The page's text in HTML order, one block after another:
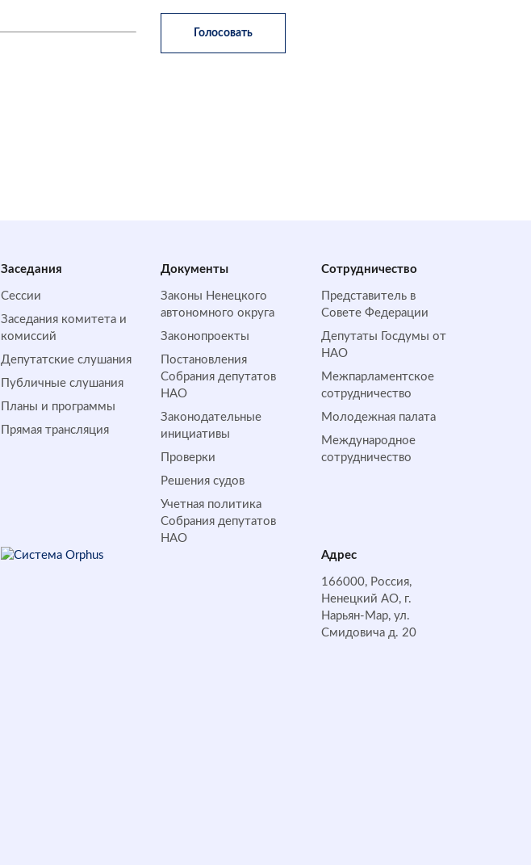
Заседания
Сессии
Заседания комитета и
комиссий
Депутатские слушания
Публичные слушания
Планы и программы
Прямая трансляция
Документы
Законы Ненецкого
автономного округа
Законопроекты
Постановления
Собрания депутатов
НАО
Законодательные
инициативы
Проверки
Решения судов
Учетная политика
Собрания депутатов
НАО
Сотрудничество
Представитель в
Совете Федерации
Депутаты Госдумы от
НАО
Межпарламентское
сотрудничество
Молодежная палата
Международное
сотрудничество
Адрес
166000, Россия,
Ненецкий АО, г.
Нарьян-Мар, ул.
Смидовича д. 20